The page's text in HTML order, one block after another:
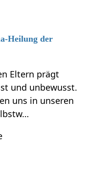
Heilung der
Eltern prägt
und unbewusst.
uns in unseren